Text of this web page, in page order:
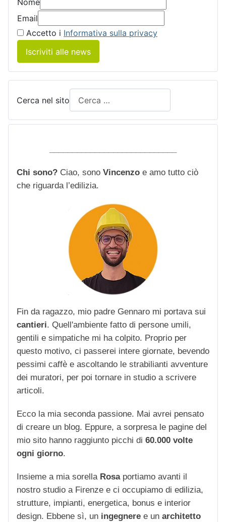
Nome
Email
Accetto i Informativa sulla privacy
Iscriviti alle news
Cerca nel sito
Chi sono? Ciao, sono Vincenzo e amo tutto ciò
che riguarda l’edilizia.
Fin da ragazzo, mio padre Gennaro mi portava sui
cantieri. Quell'ambiente fatto di persone umili,
gentili e simpatiche mi ha colpito. Proprio per
questo motivo, ci passerei intere giornate, bevendo
pessimi caffè e ascoltando le strabilianti avventure
dei muratori, per poi tornare in studio a scrivere
articoli.
Ecco la mia seconda passione. Mai avrei pensato
di creare un blog. Eppure, a sorpresa le pagine del
mio sito hanno raggiunto picchi di 60.000 volte
ogni giorno.
Insieme a mia sorella Rosaportiamo avanti il
nostro studio a Firenze e ci occupiamo di edilizia,
strutture, impianti, energetica, bonus e interior
design. Ebbene sì, un ingegnere e un architetto